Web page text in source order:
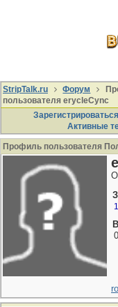
StripTalk.ru Форум
пользователя erycleCync
Зарегистрироваться
Активные
Профиль пользователя
0